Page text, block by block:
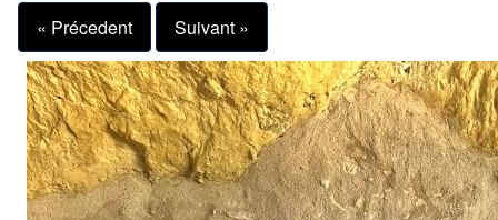
« Précedent Suivant »